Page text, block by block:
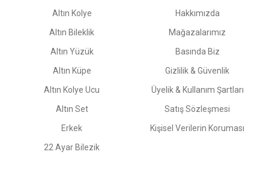
Altın Kolye
Altın Bileklik
Altın Yüzük
Altın Küpe
Altın Kolye Ucu
Altın Set
Erkek
22 Ayar Bilezik
Hakkımızda
Mağazalarımız
Basında Biz
Gizlilik & Güvenlik
Üyelik & Kullanım Şartları
Satış Sözleşmesi
Kişisel Verilerin Koruması